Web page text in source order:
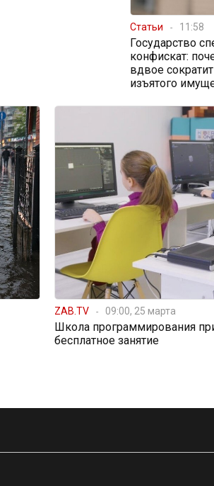
Статьи 11:58
Государство
конфискат:
вдвое
изъятого
ZAB.TV 09:00, 25 марта
Школа программирования
бесплатное занятие